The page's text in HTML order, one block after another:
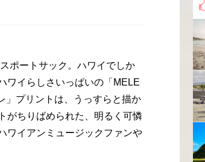
ポートサック。ハワイでしか
ワイらしさいっぱいの「MELE
」プリントは、うっすらと描か
がちりばめられた、明るく可憐
ワイアンミュージックファンや